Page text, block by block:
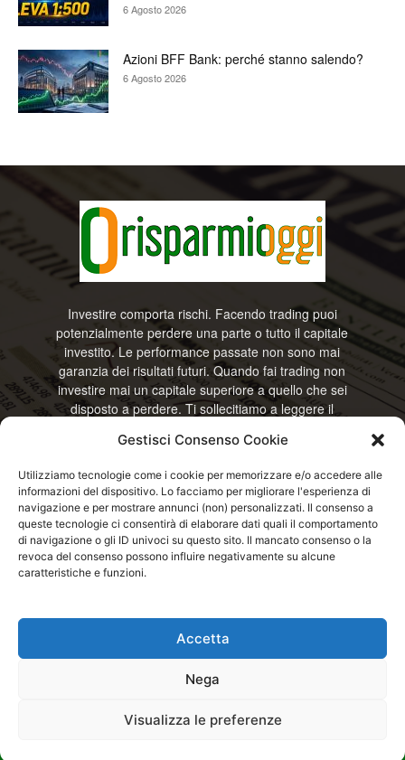
Gestisci Consenso Cookie
Utilizziamo tecnologie come i cookie per memorizzare e/o accedere alle
informazioni del dispositivo. Lo facciamo per migliorare l'esperienza di
navigazione e per mostrare annunci (non) personalizzati. Il consenso a
queste tecnologie ci consentirà di elaborare dati quali il comportamento
di navigazione o gli ID univoci su questo sito. Il mancato consenso o la
revoca del consenso possono influire negativamente su alcune
caratteristiche e funzioni.
Accetta
Nega
Visualizza le preferenze
6 Agosto 2026
Azioni BFF Bank: perché stanno salendo?
6 Agosto 2026
Investire comporta rischi. Facendo trading puoi
potenzialmente perdere una parte o tutto il capitale
investito. Le performance passate non sono mai
garanzia dei risultati futuri. Quando fai trading non
investire mai un capitale superiore a quello che sei
disposto a perdere. Ti sollecitiamo a leggere il
RisparmiOggi non offre alcun genere di consulenza
informazioni riportate. Continuando ad accedere o
a usare questo sito o ogni servizio disponibile
questo sito, dichiari di accettare termini e condizioni
previste. © RisparmiOggi
Contattaci:
Disclaimer / Avviso sui rischi
questo sito si accettano le condizioni previste nel Disclaimer, Cookie e